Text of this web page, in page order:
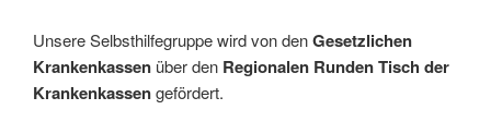
Unsere Selbsthilfegruppe wird von denGesetzlichen
Krankenkassen über den Regionalen Runden Tisch der
Krankenkassengefördert.